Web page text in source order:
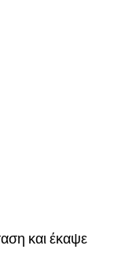
και έκαψε